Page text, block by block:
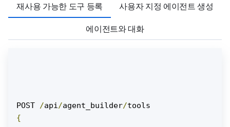
재사용 가능한 도구 등록 사용자 지정 에이전트 생성
에이전트와 대화
POST /api /agent_builder/
{